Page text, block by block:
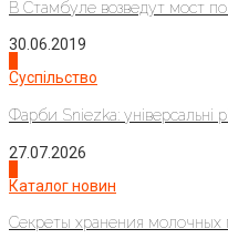
В Стамбуле возведут мост по
30.06.2019
Суспільство
Фарби Sniezka: універсальні
27.07.2026
Каталог новин
Секреты хранения молочных